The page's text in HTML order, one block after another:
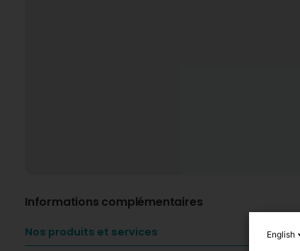
Informations complémentaires
Nos produits et services
English